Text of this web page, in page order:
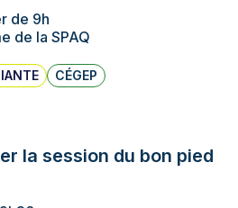
de 9h
de la SPAQ
CÉGEP
la session du bon pied